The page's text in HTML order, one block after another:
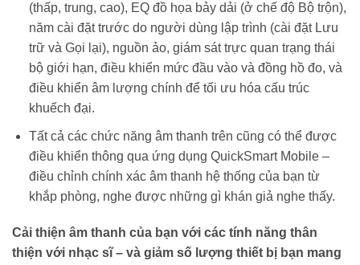
(thấp, trung, cao), EQ đồ họa bảy dải (ở chế độ Bộ trộn),
năm cài đặt trước do người dùng lập trình (cài đặt Lưu
trữ và Gọi lại), nguồn ảo, giám sát trực quan trạng thái
bộ giới hạn, điều khiển mức đầu vào và đồng hồ đo, và
điều khiển âm lượng chính để tối ưu hóa cấu trúc
khuếch đại.
Tất cả các chức năng âm thanh trên cũng có thể được
điều khiển thông qua ứng dụng QuickSmart Mobile –
điều chỉnh chính xác âm thanh hệ thống của bạn từ
khắp phòng, nghe được những gì khán giả nghe thấy.
Cải thiện âm thanh của bạn với các tính năng thân
thiện với nhạc sĩ – và giảm số lượng thiết bị bạn mang